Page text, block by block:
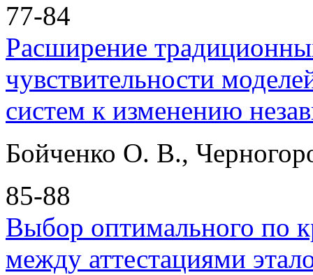
77-84
Расширение
чувствительности
систем к изменению
Бойченко О. В.,
85-88
Выбор оптимального по
между аттестациями